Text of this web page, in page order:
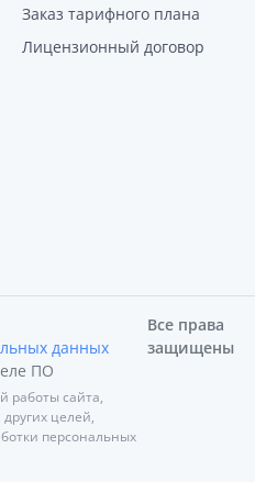
Заказ тарифного плана
Лицензионный договор
данных
ПО
работы сайта,
целей,
персональных
Все права
защищены